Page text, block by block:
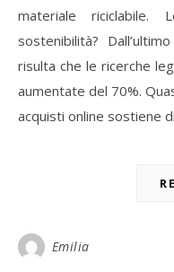
materiale riciclabile.
sostenibilità?
risulta che le ricerche
aumentate del 70%.
acquisti online sostiene
Emilia